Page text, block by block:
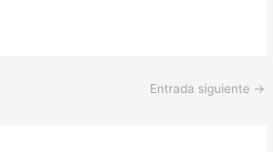
Entrada siguiente →